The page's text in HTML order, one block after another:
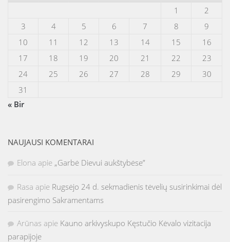
1
2
3
4 5 6 7 8
9
10
11 12 13 14 15
16
17
18 19 20 21 22
23
24
25 26 27 28 29
30
31
« Bir
NAUJAUSI KOMENTARAI
Elona apie „Garbė Dievui aukštybėse”
Rasa apie Rugsėjo 24 d. sekmadienis tėvelių susirinkimai dėl
pasirengimo Sakramentams
Arūnas apie Kauno arkivyskupo Kęstučio Kėvalo vizitacija
parapijoje